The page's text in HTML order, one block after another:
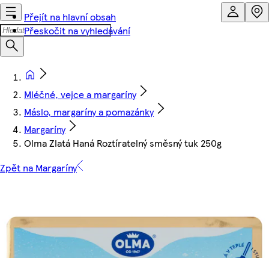
Přejít na hlavní obsah
Přeskočit na vyhledávání
Mléčné, vejce a margaríny
Máslo, margaríny a pomazánky
Margaríny
Olma Zlatá Haná Roztíratelný směsný tuk 250g
Zpět na Margaríny